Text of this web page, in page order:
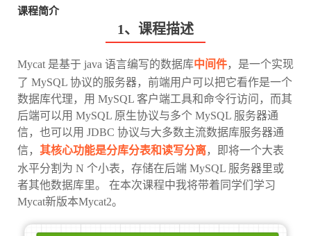
课程简介
1、课程描述
Mycat 是基于 java 语言编写的数据库中间件，是一个实现
了 MySQL 协议的服务器，前端用户可以把它看作是一个
数据库代理，用 MySQL 客户端工具和命令行访问，而其
后端可以用 MySQL 原生协议与多个 MySQL 服务器通
信，也可以用 JDBC 协议与大多数主流数据库服务器通
信， 其核心功能是分库分表和读写分离，即将一个大表
水平分割为 N 个小表，存储在后端 MySQL 服务器里或
者其他数据库里。 在本次课程中我将带着同学们学习
Mycat新版本Mycat2。